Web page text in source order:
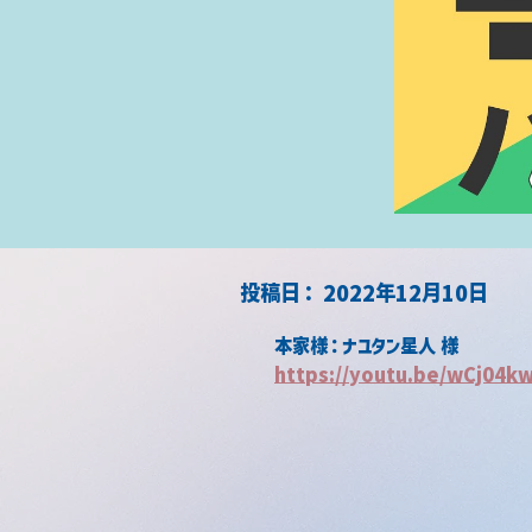
2022年12月10日
​投稿日：
本家様：ナユタン星人 様
https://youtu.be/